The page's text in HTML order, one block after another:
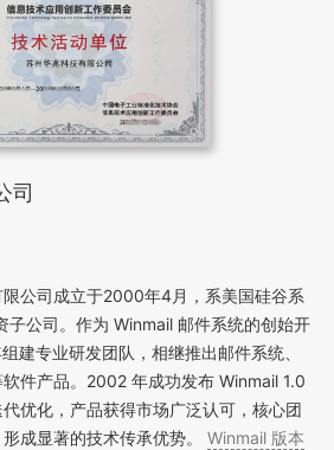
司
公司成立于2000年4月，系美国硅谷系
子公司。作为 Winmail 邮件系统的创始开
建专业研发团队，相继推出邮件系统、
件产品。2002 年成功发布 Winmail 1.0
优化，产品获得市场广泛认可，核心团
成显著的技术传承优势。 Winmail 版本